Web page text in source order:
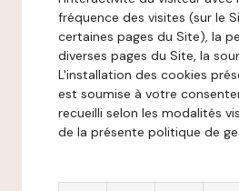
fréquence des visites (sur le
certaines pages du Site), la
diverses pages du Site, la
L'installation des cookies
est soumise à votre
recueilli selon les modalités
de la présente politique de